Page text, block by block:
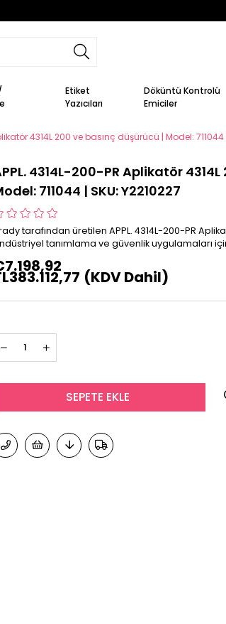
Etiket
Yazıcıları
Döküntü Kontrolü
Emiciler
4314L 200 ve basınç düşürücü | Model: 711044
4314L-200-PR Aplikatör
711044 | SKU: Y2210227
tarafından üretilen APPL. 4314L-200-PR
tanımlama ve güvenlik uygulamaları
(KDV Dahil)